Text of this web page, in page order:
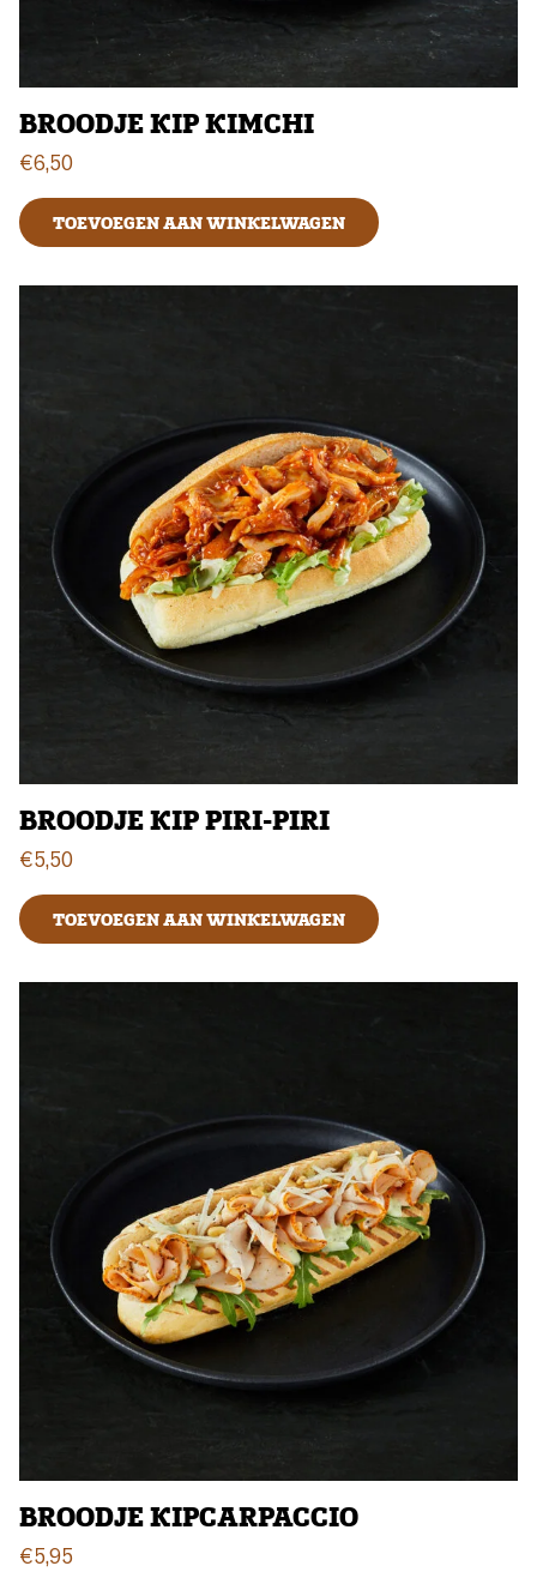
BROODJE KIP KIMCHI
€6,50
TOEVOEGEN AAN WINKELWAGEN
BROODJE KIP PIRI-PIRI
€5,50
TOEVOEGEN AAN WINKELWAGEN
BROODJE KIPCARPACCIO
€5,95